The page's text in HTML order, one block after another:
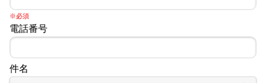
※必須
電話番号
件名